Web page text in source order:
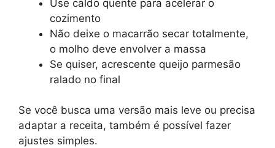
Use caldo quente para acelerar o
cozimento
Não deixe o macarrão secar totalmente,
o molho deve envolver a massa
Se quiser, acrescente queijo parmesão
ralado no final
Se você busca uma versão mais leve ou precisa
adaptar a receita, também é possível fazer
ajustes simples.